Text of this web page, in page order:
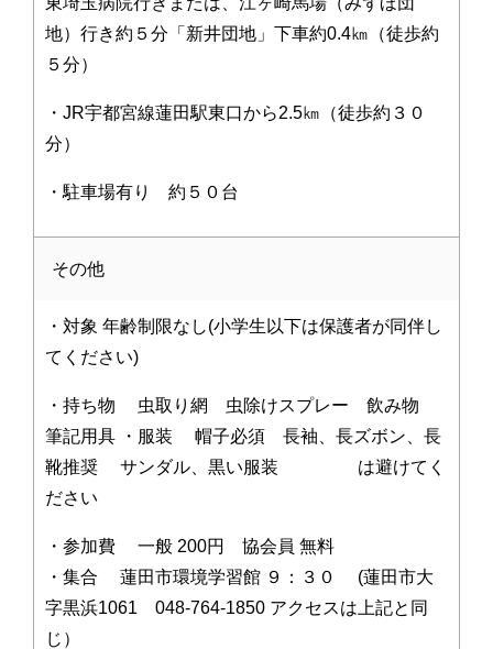
地）行き約５分「新井団地」下車約0.4㎞（徒歩約
５分）
・JR宇都宮線蓮田駅東口から2.5㎞（徒歩約３０
分）
・駐車場有り 約５０台
その他
・対象 年齢制限なし(小学生以下は保護者が同伴し
てください)
・持ち物 虫取り網 虫除けスプレー 飲み物
筆記用具 ・服装 帽子必須 長袖、長ズボン、長
靴推奨 サンダル、黒い服装 は避けてく
ださい
・参加費 一般 200円 協会員 無料
・集合 蓮田市環境学習館 ９：３０ (蓮田市大
字黒浜1061 048-764-1850 アクセスは上記と同
じ）